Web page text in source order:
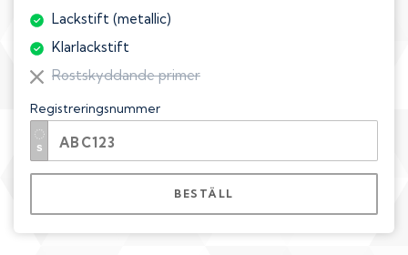
Lackstift (metallic)
Klarlackstift
Rostskyddande primer
Registreringsnummer
BESTÄLL